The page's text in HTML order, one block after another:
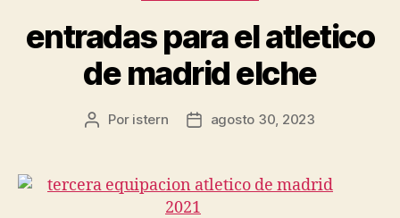
entradas para el atletico
de madrid elche
Autor
entrada
Por istern
Fecha
entrada
agosto 30, 2023